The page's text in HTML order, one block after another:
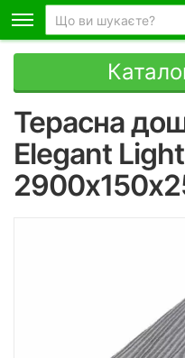
Терасна
Elegant